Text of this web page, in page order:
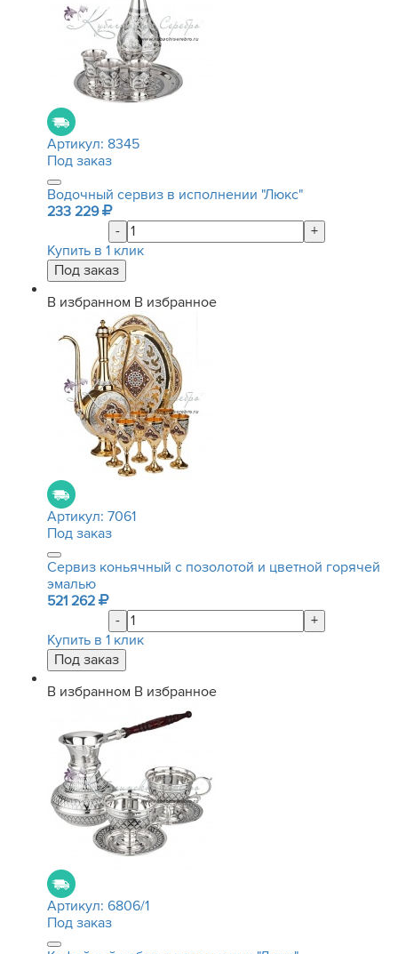
Артикул: 8345
Под заказ
Водочный сервиз в исполнении "Люкс"
233 229
-
+
Купить в 1 клик
В избранном В избранное
Артикул: 7061
Под заказ
Сервиз коньячный с позолотой и цветной горячей
эмалью
521 262
-
+
Купить в 1 клик
В избранном В избранное
Артикул: 6806/1
Под заказ